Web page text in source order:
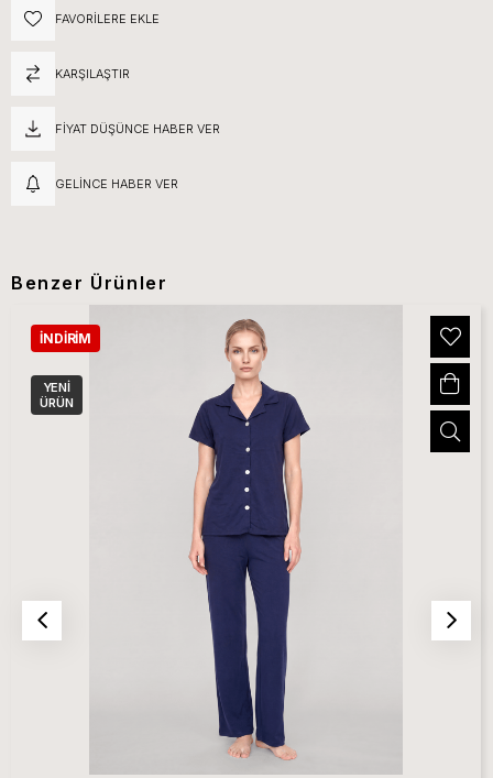
FAVORILERE EKLE
KARŞILAŞTIR
FIYAT DÜŞÜNCE HABER VER
GELINCE HABER VER
Benzer Ürünler
İNDIRIM
YENI
ÜRÜN